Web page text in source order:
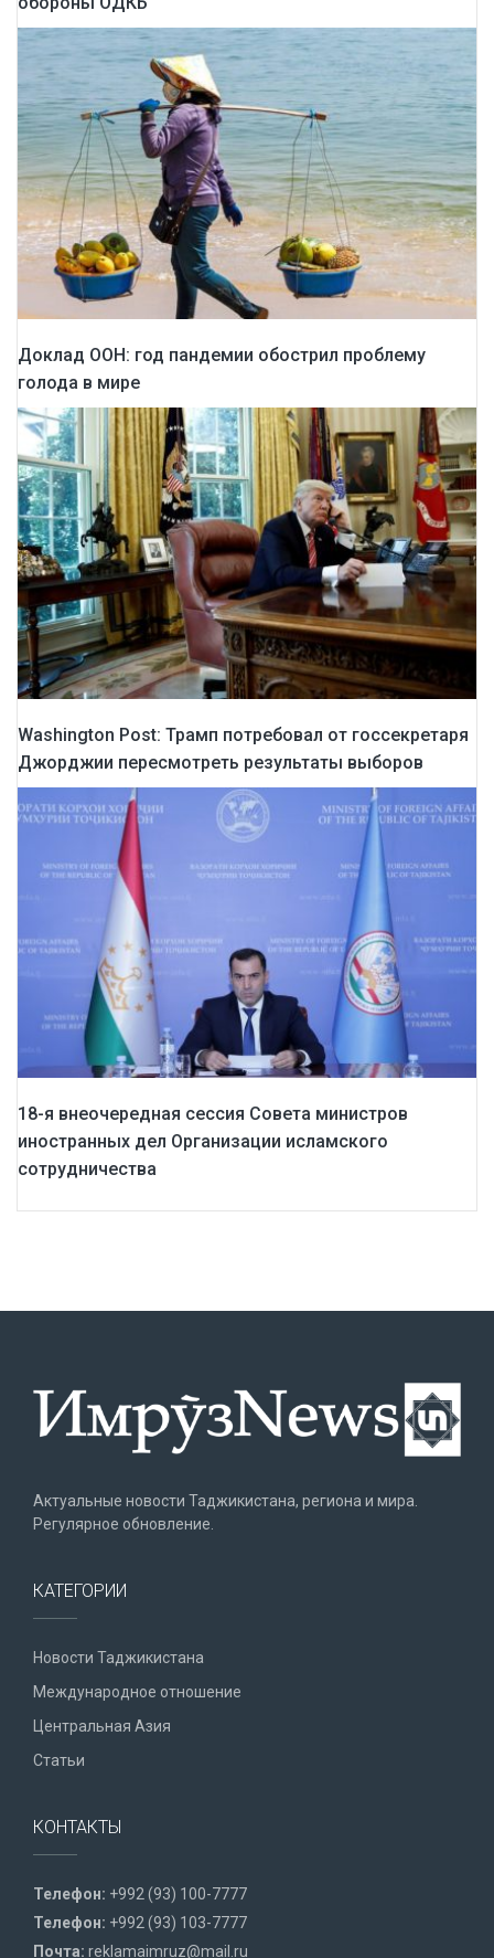
Доклад ООН: год пандемии обострил проблему
голода в мире
Washington Post: Трамп потребовал от госсекретаря
Джорджии пересмотреть результаты выборов
18-я внеочередная сессия Совета министров
иностранных дел Организации исламского
сотрудничества
Актуальные новости Таджикистана, региона и мира.
Регулярное обновление.
КАТЕГОРИИ
Новости Таджикистана
Международное отношение
Центральная Азия
Статьи
КОНТАКТЫ
Телефон: +992 (93) 100-7777
Телефон: +992 (93) 103-7777
Почта: reklamaimruz@mail.ru